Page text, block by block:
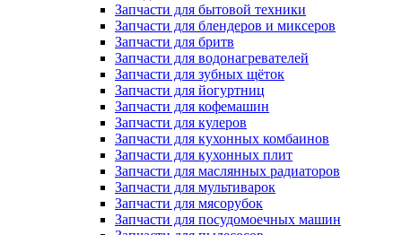
Запчасти для бытовой техники
Запчасти для блендеров и миксеров
Запчасти для бритв
Запчасти для водонагревателей
Запчасти для зубных щёток
Запчасти для йогуртниц
Запчасти для кофемашин
Запчасти для кулеров
Запчасти для кухонных комбаинов
Запчасти для кухонных плит
Запчасти для маслянных радиаторов
Запчасти для мультиварок
Запчасти для мясорубок
Запчасти для посудомоечных машин